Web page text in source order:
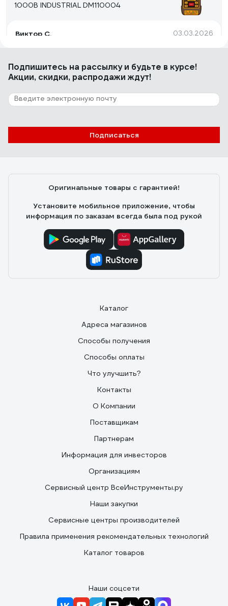
1000В INDUSTRIAL DM110004
Виктор С. 03.03.2026
Хороший тестер
1 отзыв
Отзыв о Мультиметр цифровой INGCO
1000В INDUSTRIAL DM410003
Подпишитесь на рассылкуи будьте в курсе!
Акции, скидки, распродажи ждут!
Подписаться
Оригинальные товары с гарантией!
Установите мобильное приложение, чтобы
информация по заказам всегда была под рукой
Каталог
Адреса магазинов
Способы получения
Способы оплаты
Что улучшить?
Контакты
О Компании
Поставщикам
Партнерам
Информация для инвесторов
Организациям
Сервисный центр ВсеИнструменты.ру
Наши закупки
Сервисные центры производителей
Правила применения рекомендательных технологий
Каталог товаров
Наши соцсети